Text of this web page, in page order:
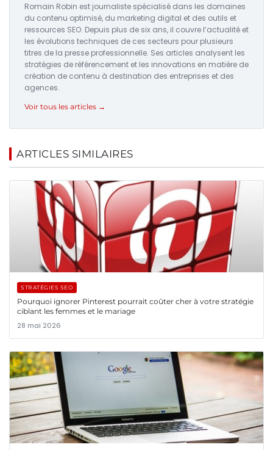
Romain Robin est journaliste spécialisé dans les domaines
du contenu optimisé, du marketing digital et des outils et
ressources SEO. Depuis plus de six ans, il couvre l’actualité et
les évolutions techniques de ces secteurs pour plusieurs
titres de la presse professionnelle. Ses articles analysent les
stratégies de référencement et les innovations en matière de
création de contenu à destination des entreprises et des
agences.
Voir tous les articles →
ARTICLES SIMILAIRES
STRATÉGIES SEO
Pourquoi ignorer Pinterest pourrait coûter cher à votre stratégie
ciblant les femmes et le mariage
28 mai 2026